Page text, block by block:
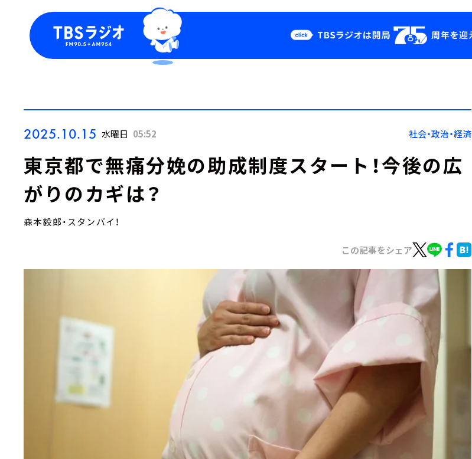
Podcast
YouTube
会社情報
2025.10.15 水曜日 05:52 社会・政治・経済
東京都で無痛分娩の助成制度スタート！今後の広
がりのカギは？
森本毅郎・スタンバイ！
この記事をシェア